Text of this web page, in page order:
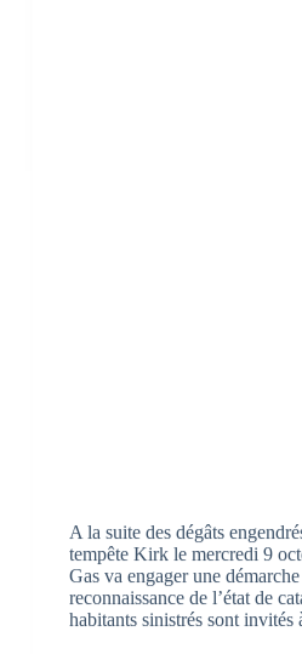
A la suite des dégâts
tempête Kirk le mercredi 9
Gas va engager une
reconnaissance de l’état de
habitants sinistrés sont